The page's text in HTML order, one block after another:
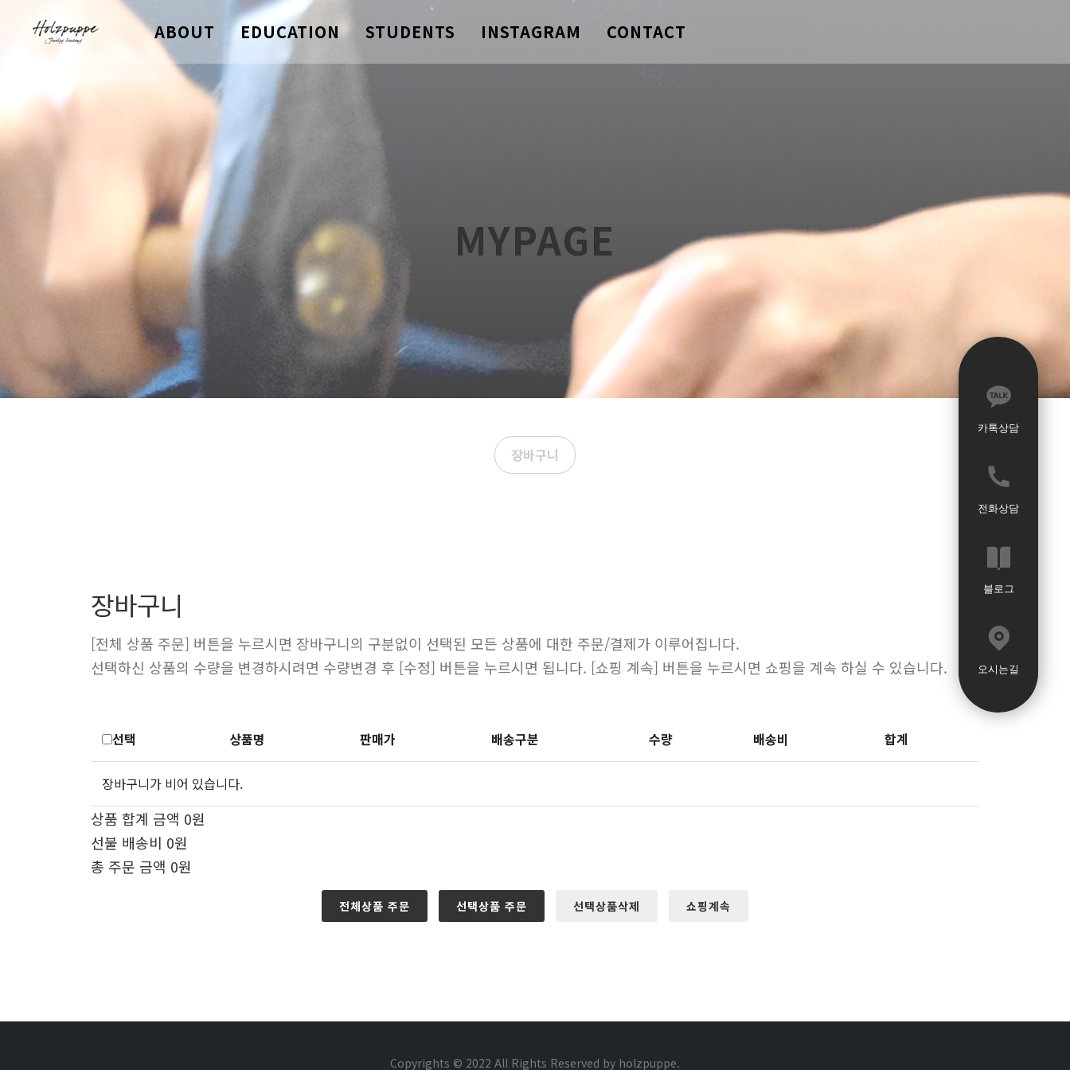
ABOUT EDUCATION STUDENTS INSTAGRAM CONTACT
MYPAGE
장바구니
장바구니
[전체 상품 주문] 버튼을 누르시면 장바구니의 구분없이 선택된 모든 상품에 대한 주문/결제가 이루어집니다.
선택하신 상품의 수량을 변경하시려면 수량변경 후 [수정] 버튼을 누르시면 됩니다. [쇼핑 계속] 버튼을 누르시면 쇼핑을 계속 하실 수 있습니다.
선택 상품명 판매가 배송구분 수량 배송비 합계
장바구니가 비어 있습니다.
상품 합계 금액 0원
선불 배송비 0원
총 주문 금액 0원
전체상품 주문 선택상품 주문 선택상품삭제 쇼핑계속
Copyrights © 2022 All Rights Reserved by holzpuppe.
카톡상담
전화상담
블로그
오시는길